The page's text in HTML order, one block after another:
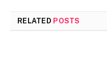
RELATED POSTS